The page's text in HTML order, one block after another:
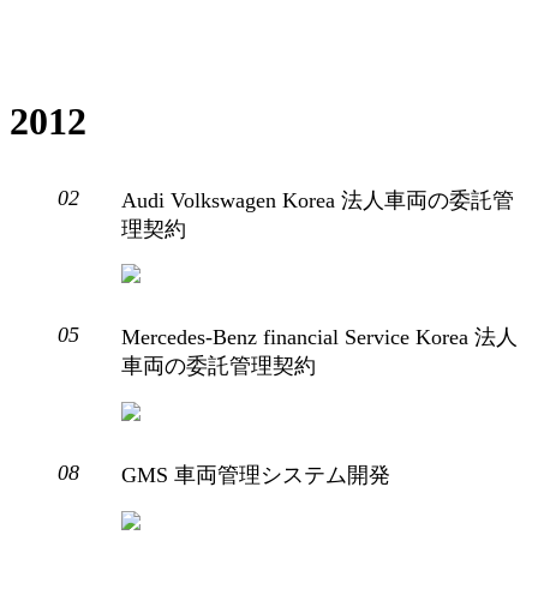
2012
02
Audi Volkswagen Korea 法人車両の委託管
理契約
05
Mercedes-Benz financial Service Korea 法人
車両の委託管理契約
08 GMS 車両管理システム開発